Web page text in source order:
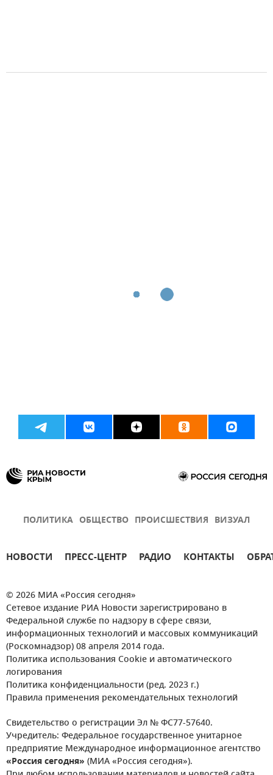
ПОЛИТИКА ОБЩЕСТВО ПРОИСШЕСТВИЯ ВИЗУАЛ
НОВОСТИ ПРЕСС-ЦЕНТР РАДИО КОНТАКТЫ
© 2026 МИА «Россия сегодня»
Сетевое издание РИА Новости зарегистрировано в
Федеральной службе по надзору в сфере связи,
информационных технологий и массовых коммуникаций
(Роскомнадзор) 08 апреля 2014 года.
Политика использования Cookie и автоматического
логирования
Политика конфиденциальности (ред. 2023 г.)
Правила применения рекомендательных технологий
Свидетельство о регистрации Эл № ФС77-57640.
Учредитель: Федеральное государственное унитарное
предприятие Международное информационное агентство
«Россия сегодня» (МИА «Россия сегодня»).